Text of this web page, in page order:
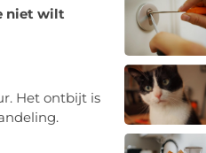
niet wilt
Het ontbijt is